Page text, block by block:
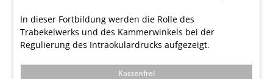
In dieser Fortbildung werden die Rolle des
Trabekelwerks und des Kammerwinkels bei der
Regulierung des Intraokulardrucks aufgezeigt.
Kostenfrei